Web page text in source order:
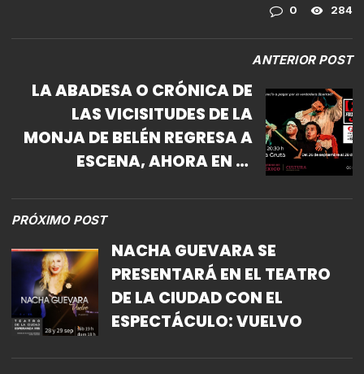
0 284
ANTERIOR POST
LA ABADESA O CRÓNICA DE
LAS VICISITUDES DE LA
MONJA DE BELÉN REGRESA A
ESCENA, AHORA EN EL
PRÓXIMO POST
NACHA GUEVARA SE
PRESENTARÁ EN EL TEATRO
DE LA CIUDAD CON EL
ESPECTÁCULO: VUELVO